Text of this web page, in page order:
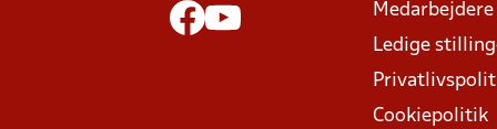
Medarbejdere
Ledige
Cookiepolitik